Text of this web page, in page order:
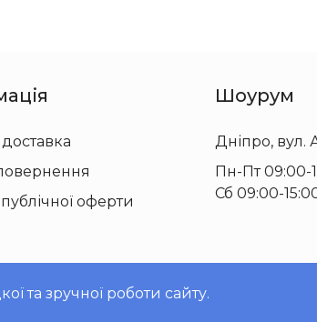
оферти
Шоурум
Дніпро, вул.
Пн-Пт 09:00-
Сб 09:00-
© 2010-2026 ТОВ «Проф-Пак»
та зручної роботи сайту.